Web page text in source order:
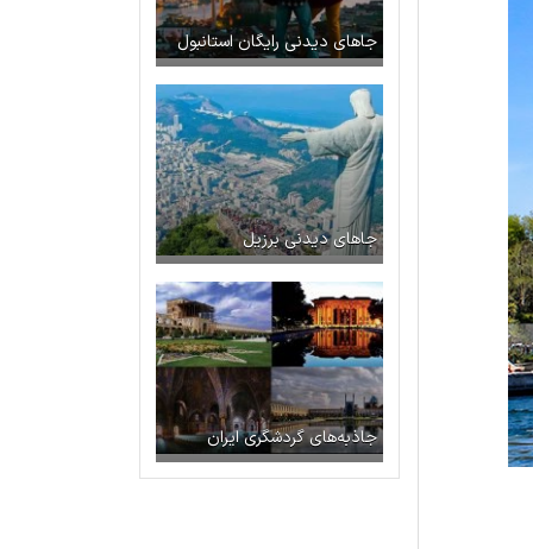
جاهای دیدنی رایگان استانبول
جاهای دیدنی برزیل
جاذبه‌های گردشگری ایران